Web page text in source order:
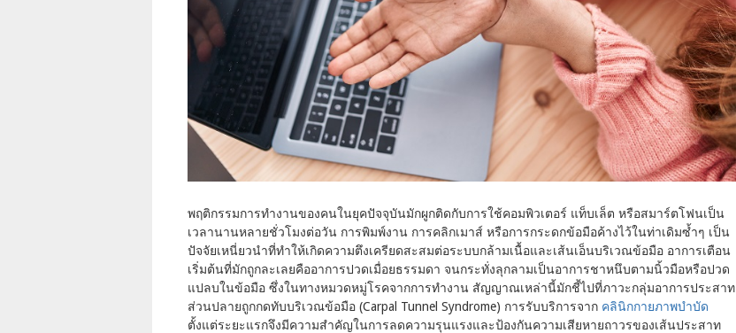
พฤติกรรมการทำงานของคนในยุคปัจจุบันมักผูกติดกับการใช้คอมพิวเตอร์ แท็บเล็ต หรือสมาร์ตโฟนเป็น
เวลานานหลายชั่วโมงต่อวัน การพิมพ์งาน การคลิกเมาส์ หรือการกระดกข้อมือค้างไว้ในท่าเดิมซ้ำๆ เป็น
ปัจจัยเหนี่ยวนำที่ทำให้เกิดความตึงเครียดสะสมต่อระบบกล้ามเนื้อและเส้นเอ็นบริเวณข้อมือ อาการเตือน
เริ่มต้นที่มักถูกละเลยคืออาการปวดเมื่อยธรรมดา จนกระทั่งลุกลามเป็นอาการชาหนึบตามนิ้วมือหรือปวด
แปลบในข้อมือ ซึ่งในทางหมวดหมู่โรคจากการทำงาน สัญญาณเหล่านี้มักชี้ไปที่ภาวะกลุ่มอาการประสาท
ส่วนปลายถูกกดทับบริเวณข้อมือ (Carpal Tunnel Syndrome) การรับบริการจาก คลินิกกายภาพบำบัด
ตั้งแต่ระยะแรกจึงมีความสำคัญในการลดความรุนแรงและป้องกันความเสียหายถาวรของเส้นประสาท